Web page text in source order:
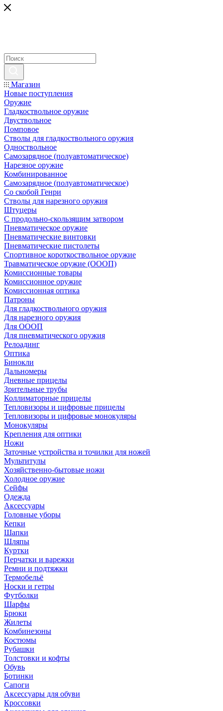
Магазин
Новые поступления
Оружие
Гладкоствольное оружие
Двуствольное
Помповое
Стволы для гладкоствольного оружия
Одноствольное
Самозарядное (полуавтоматическое)
Нарезное оружие
Комбинированное
Самозарядное (полуавтоматическое)
Со скобой Генри
Стволы для нарезного оружия
Штуцеры
С продольно-скользящим затвором
Пневматическое оружие
Пневматические винтовки
Пневматические пистолеты
Спортивное короткоствольное оружие
Травматическое оружие (ОООП)
Комиссионные товары
Комиссионное оружие
Комиссионная оптика
Патроны
Для гладкоствольного оружия
Для нарезного оружия
Для ОООП
Для пневматического оружия
Релоадинг
Оптика
Бинокли
Дальномеры
Дневные прицелы
Зрительные трубы
Коллиматорные прицелы
Тепловизоры и цифровые прицелы
Тепловизоры и цифровые монокуляры
Монокуляры
Крепления для оптики
Ножи
Заточные устройства и точилки для ножей
Мультитулы
Хозяйственно-бытовые ножи
Холодное оружие
Сейфы
Одежда
Аксессуары
Головные уборы
Кепки
Шапки
Шляпы
Куртки
Перчатки и варежки
Ремни и подтяжки
Термобельё
Носки и гетры
Футболки
Шарфы
Брюки
Жилеты
Комбинезоны
Костюмы
Рубашки
Толстовки и кофты
Обувь
Ботинки
Сапоги
Аксессуары для обуви
Кроссовки